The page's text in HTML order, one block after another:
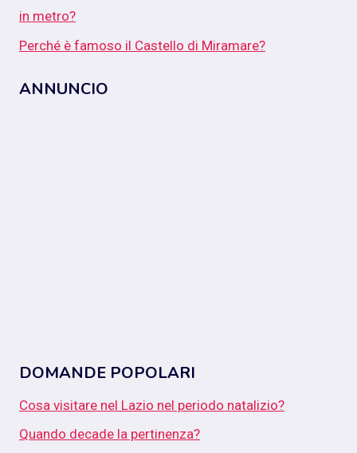
in metro?
Perché è famoso il Castello di Miramare?
ANNUNCIO
DOMANDE POPOLARI
Cosa visitare nel Lazio nel periodo natalizio?
Quando decade la pertinenza?